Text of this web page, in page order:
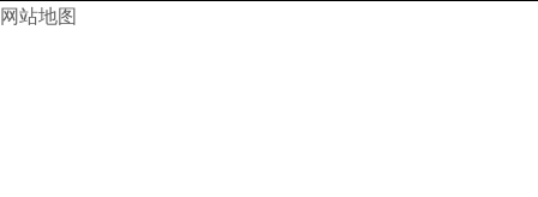
网站地图